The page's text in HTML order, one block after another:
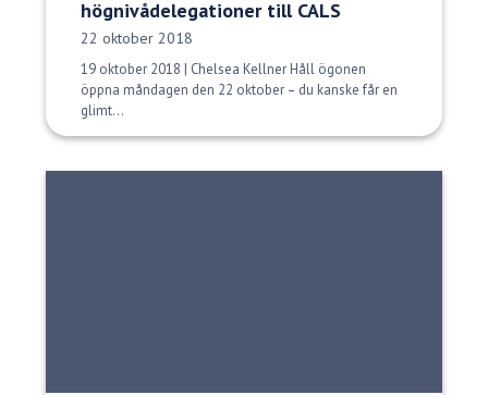
högnivådelegationer till CALS
Publiceringsdatum:
22 oktober 2018
19 oktober 2018 | Chelsea Kellner Håll ögonen
öppna måndagen den 22 oktober – du kanske får en
glimt...